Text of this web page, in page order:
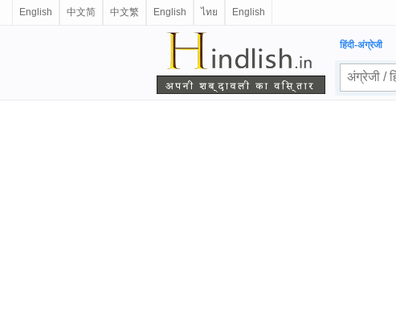
English 中文简 中文繁 English ไทย English
हिंदी-अंग्रेजी